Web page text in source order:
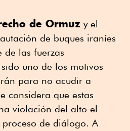
de Ormuz y el
de buques iraníes
las fuerzas
uno de los motivos
para no acudir a
considera que estas
violación del alto el
de diálogo. A